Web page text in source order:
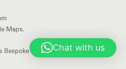
Maps.
Tailors. All Rights Reserved.
Chat with us